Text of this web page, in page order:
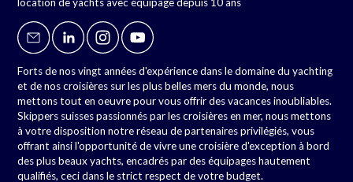
Forts de nos vingt années d'expérience dans le domaine du yachting
et de nos croisières sur les plus belles mers du monde, nous
mettons tout en oeuvre pour vous offrir des vacances inoubliables.
Skippers suisses passionnés par les croisières en mer, nous mettons
à votre disposition notre réseau de partenaires privilégiés, vous
offrant ainsi l'opportunité de vivre une croisière d'exception à bord
des plus beaux yachts, encadrés par des équipages hautement
qualifiés, ceci dans le strict respect de votre budget.